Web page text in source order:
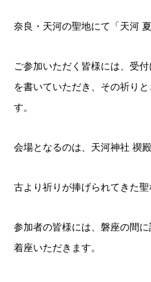
奈良・天河の聖地にて「天河
ご参加いただく皆様には、受
を書いていただき、その祈り
す。
会場となるのは、天河神社 禊
古より祈りが捧げられてきた聖
参加者の皆様には、磐座の間
着座いただきます。